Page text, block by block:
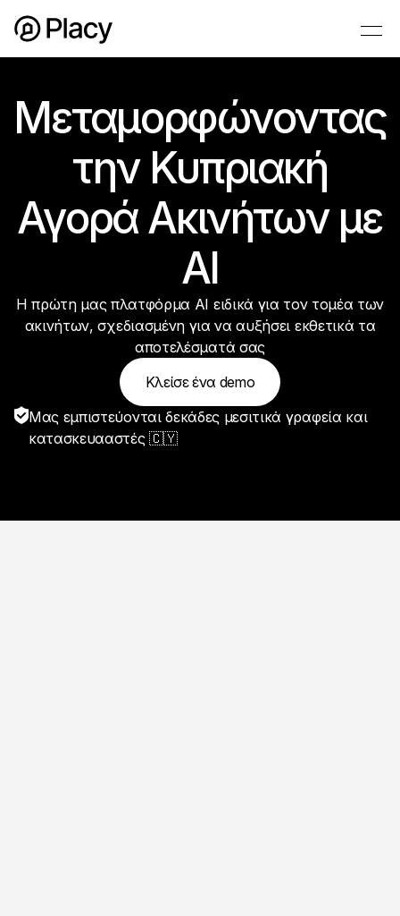
Μεταμορφώνοντας
την Κυπριακή
Αγορά Ακινήτων με
AI
Η πρώτη μας πλατφόρμα AI ειδικά για τον τομέα των
ακινήτων, σχεδιασμένη για να αυξήσει εκθετικά τα
αποτελέσματά σας
Κλείσε ένα demo
Μας εμπιστεύονται δεκάδες μεσιτικά γραφεία και
κατασκευααστές 🇨🇾